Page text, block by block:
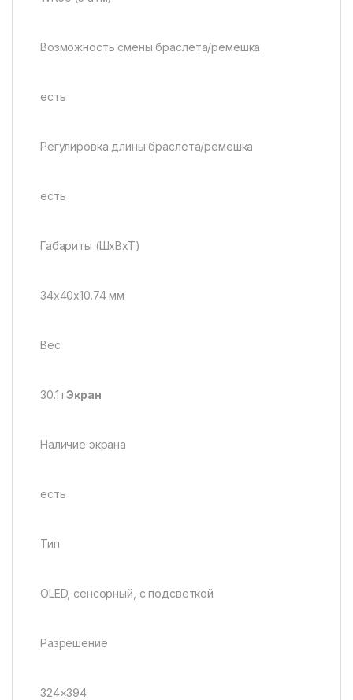
Возможность смены браслета/ремешка
есть
Регулировка длины браслета/ремешка
есть
Габариты (ШхВхТ)
34x40x10.74 мм
Вес
30.1 гЭкран
Наличие экрана
есть
Тип
OLED, сенсорный, с подсветкой
Разрешение
324×394